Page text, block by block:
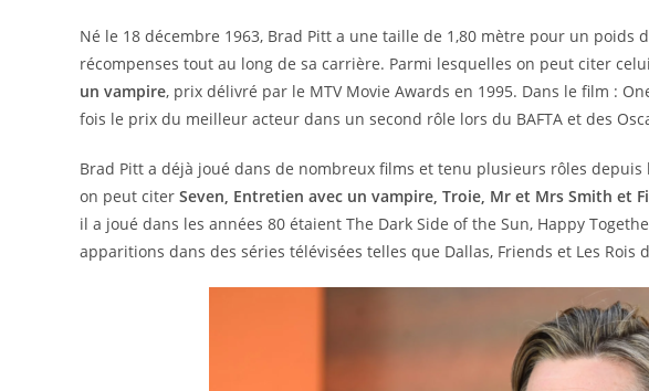
Né le 18 décembre 1963, Brad Pitt a une taille de 1,80 mètre pour un poids
récompenses tout au long de sa carrière. Parmi lesquelles on peut citer
un vampire, prix délivré par le MTV Movie Awards en 1995. Dans le film :
fois le prix du meilleur acteur dans un second rôle lors du BAFTA et des
Brad Pitt a déjà joué dans de nombreux films et tenu plusieurs rôles
on peut citer Seven, Entretien avec un vampire, Troie, Mr et Mrs Smith et
il a joué dans les années 80 étaient The Dark Side of the Sun, Happy
apparitions dans des séries télévisées telles que Dallas, Friends et Les Rois